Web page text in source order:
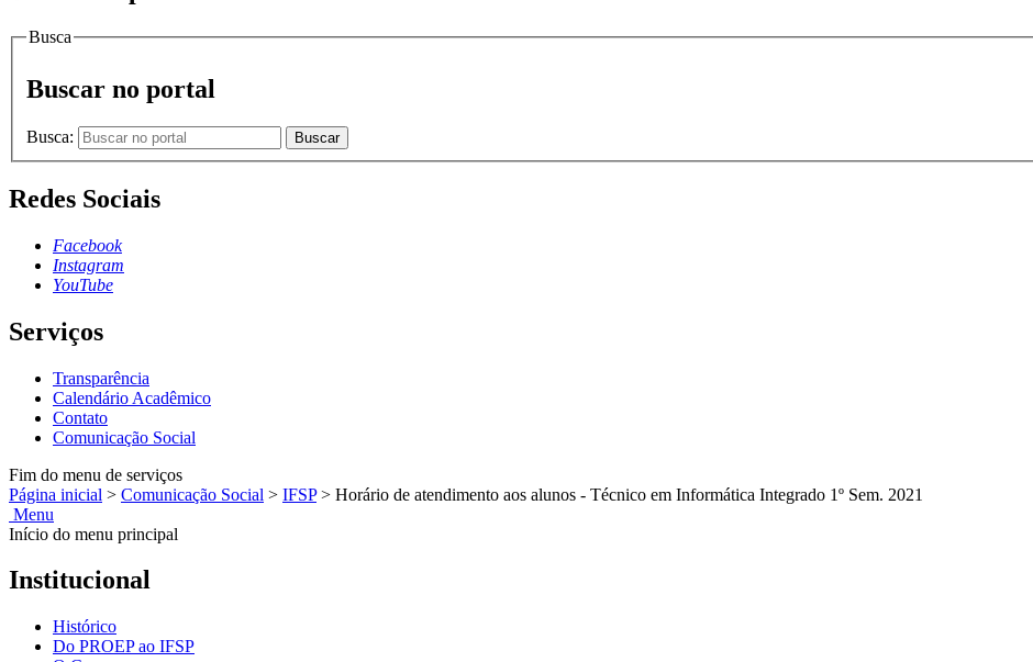
Busca
Buscar no portal
Busca: Buscar
Redes Sociais
Facebook
Instagram
YouTube
Serviços
Transparência
Calendário Acadêmico
Contato
Comunicação Social
Fim do menu de serviços
Página inicial > Comunicação Social > IFSP > Horário de atendimento aos alunos - Técnico em Informática Integrado 1º Sem. 2021
Menu
Início do menu principal
Institucional
Histórico
Do PROEP ao IFSP